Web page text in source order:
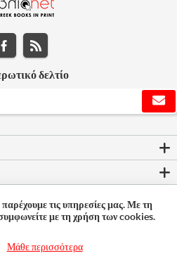
δελτίο
Bookleader
τις υπηρεσίες μας. Με τη
με τη χρήση των cookies.
Μάθε περισσότερα